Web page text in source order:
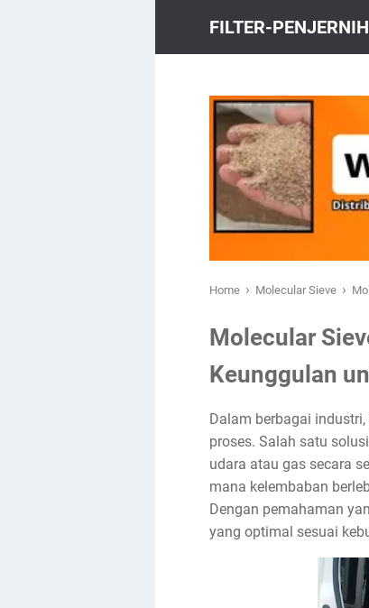
FILTER-
Home › Molecular Sieve ›
Molecular
Keunggulan
Dalam berbagai
proses. Salah satu
udara atau gas secara
mana kelembaban
Dengan pemahaman
yang optimal sesuai